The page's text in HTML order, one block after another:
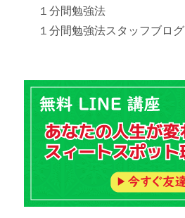
１分間勉強法
１分間勉強法スタッフブログ